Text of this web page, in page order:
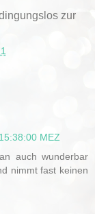
zur
MEZ
auch wunderbar
nimmt fast keinen